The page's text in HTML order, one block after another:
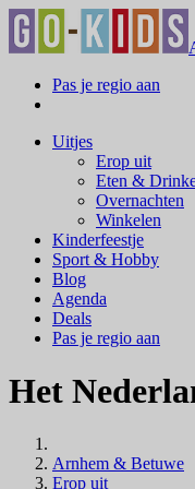
Pas je regio aan
Uitjes
Erop uit
Eten &
Overnachten
Winkelen
Kinderfeestje
Sport & Hobby
Blog
Agenda
Deals
Pas je regio aan
Het
Arnhem & Betuwe
Erop uit